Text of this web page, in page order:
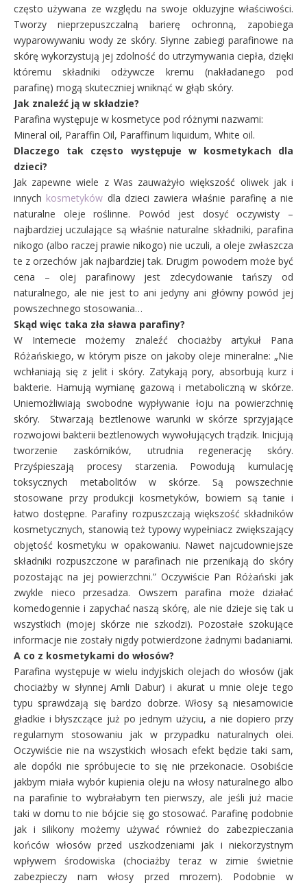
często używana ze względu na swoje okluzyjne właściwości.
Tworzy nieprzepuszczalną barierę ochronną, zapobiega
wyparowywaniu wody ze skóry. Słynne zabiegi parafinowe na
skórę wykorzystują jej zdolność do utrzymywania ciepła, dzięki
któremu składniki odżywcze kremu (nakładanego pod
parafinę) mogą skuteczniej wniknąć w głąb skóry.
Jak znaleźć ją w składzie?
Parafina występuje w kosmetyce pod różnymi nazwami:
Mineral oil, Paraffin Oil, Paraffinum liquidum, White oil.
Dlaczego tak często występuje w kosmetykach dla
dzieci?
Jak zapewne wiele z Was zauważyło większość oliwek jak i
innych kosmetyków dla dzieci zawiera właśnie parafinę a nie
naturalne oleje roślinne. Powód jest dosyć oczywisty –
najbardziej uczulające są właśnie naturalne składniki, parafina
nikogo (albo raczej prawie nikogo) nie uczuli, a oleje zwłaszcza
te z orzechów jak najbardziej tak. Drugim powodem może być
cena – olej parafinowy jest zdecydowanie tańszy od
naturalnego, ale nie jest to ani jedyny ani główny powód jej
powszechnego stosowania…
Skąd więc taka zła sława parafiny?
W Internecie możemy znaleźć chociażby artykuł Pana
Różańskiego, w którym pisze on jakoby oleje mineralne: „Nie
wchłaniają się z jelit i skóry. Zatykają pory, absorbują kurz i
bakterie. Hamują wymianę gazową i metaboliczną w skórze.
Uniemożliwiają swobodne wypływanie łoju na powierzchnię
skóry. Stwarzają beztlenowe warunki w skórze sprzyjające
rozwojowi bakterii beztlenowych wywołujących trądzik. Inicjują
tworzenie zaskórników, utrudnia regenerację skóry.
Przyśpieszają procesy starzenia. Powodują kumulację
toksycznych metabolitów w skórze. Są powszechnie
stosowane przy produkcji kosmetyków, bowiem są tanie i
łatwo dostępne. Parafiny rozpuszczają większość składników
kosmetycznych, stanowią też typowy wypełniacz zwiększający
objętość kosmetyku w opakowaniu. Nawet najcudowniejsze
składniki rozpuszczone w parafinach nie przenikają do skóry
pozostając na jej powierzchni.” Oczywiście Pan Różański jak
zwykle nieco przesadza. Owszem parafina może działać
komedogennie i zapychać naszą skórę, ale nie dzieje się tak u
wszystkich (mojej skórze nie szkodzi). Pozostałe szokujące
informacje nie zostały nigdy potwierdzone żadnymi badaniami.
A co z kosmetykami do włosów?
Parafina występuje w wielu indyjskich olejach do włosów (jak
chociażby w słynnej Amli Dabur) i akurat u mnie oleje tego
typu sprawdzają się bardzo dobrze. Włosy są niesamowicie
gładkie i błyszczące już po jednym użyciu, a nie dopiero przy
regularnym stosowaniu jak w przypadku naturalnych olei.
Oczywiście nie na wszystkich włosach efekt będzie taki sam,
ale dopóki nie spróbujecie to się nie przekonacie. Osobiście
jakbym miała wybór kupienia oleju na włosy naturalnego albo
na parafinie to wybrałabym ten pierwszy, ale jeśli już macie
taki w domu to nie bójcie się go stosować. Parafinę podobnie
jak i silikony możemy używać również do zabezpieczania
końców włosów przed uszkodzeniami jak i niekorzystnym
wpływem środowiska (chociażby teraz w zimie świetnie
zabezpieczy nam włosy przed mrozem). Podobnie w